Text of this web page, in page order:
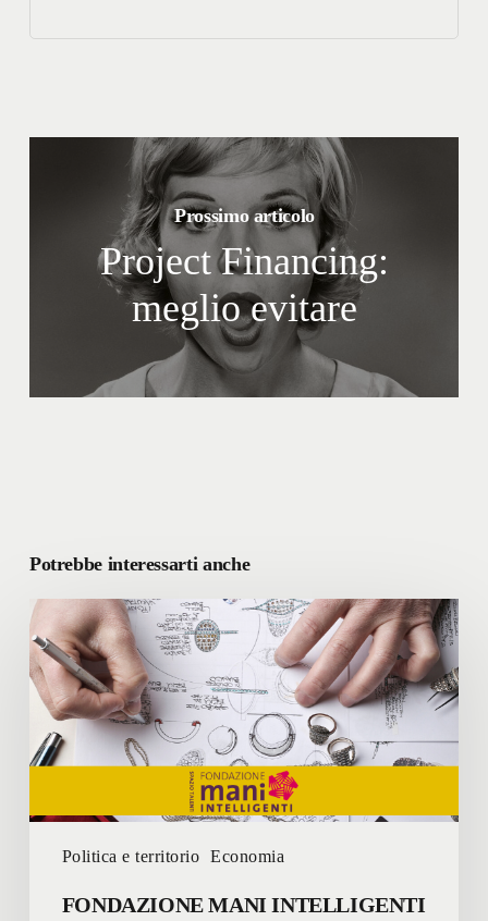
Prossimo articolo
Project Financing:
meglio evitare
Potrebbe interessarti anche
Politica e territorio Economia
FONDAZIONE
MANI
INTELLIGENTI
FONDAZIONE MANI INTELLIGENTI